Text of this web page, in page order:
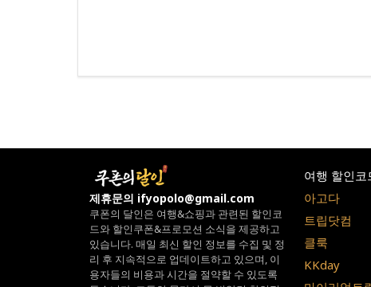
제휴문의 ifyopolo@gmail.com
쿠폰의 달인은 여행&쇼핑과 관련된 할인코
드와 할인쿠폰&프로모션 소식을 제공하고
있습니다. 매일 최신 할인 정보를 수집 및 정
리 후 지속적으로 업데이트하고 있으며, 이
용자들의 비용과 시간을 절약할 수 있도록
여행 할인코
아고다
트립닷컴
클룩
KKday